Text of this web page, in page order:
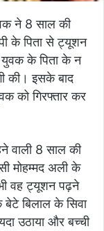
ने 8 साल की
के पिता से ट्यूशन
के पिता के न
की। इसके बाद
को गिरफ्तार कर
वाली 8 साल की
मोहम्मद अली के
वह ट्यूशन पढ़ने
बिलाल के सिवा
उठाया और बच्ची